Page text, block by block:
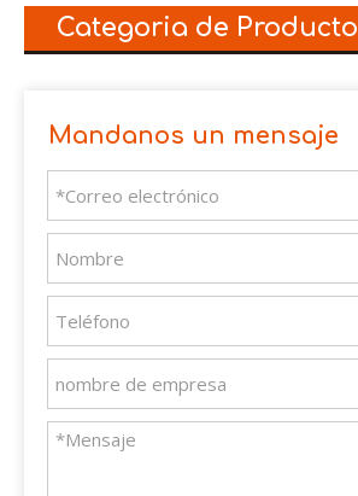
Categoria de Producto
Mandanos un mensaje